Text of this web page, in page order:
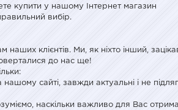
купити у нашому Інтернет магазин
вибір.
клієнтів. Ми, як ніхто інший,
до нас ще!
сайті, завжди актуальні і не
наскільки важливо для Вас